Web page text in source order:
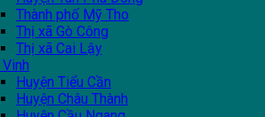
Thành phố Mỹ Tho
Thị xã Gò Công
Thị xã Cai Lậy
Huyện Tiểu Cần
Huyện Châu Thành